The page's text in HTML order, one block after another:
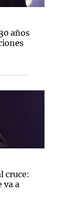
años
cruce:
va a